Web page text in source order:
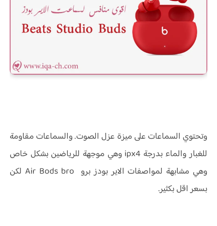
وتحتوي السماعات على ميزة عزل الصوت. والسماعات مقاومة
للغبار والماء بدرجة ipx4 وهي موجهة للرياضين بشكل خاص
وهي مشابهة لمواصفات الاير بودز برو Air Bods bro لكن
بسعر اقل بكثير.